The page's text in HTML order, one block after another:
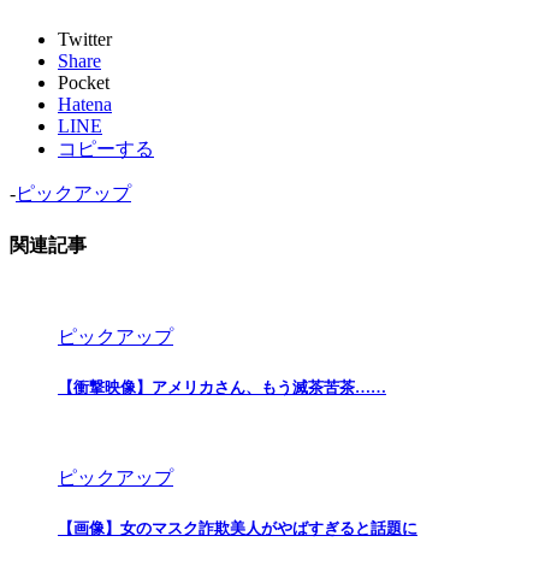
Twitter
Share
Pocket
Hatena
LINE
コピーする
-ピックアップ
関連記事
ピックアップ
【衝撃映像】アメリカさん、もう滅茶苦茶……
ピックアップ
【画像】女のマスク詐欺美人がやばすぎると話題に